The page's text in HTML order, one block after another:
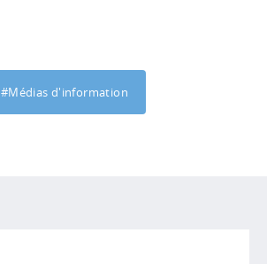
#Médias d'information